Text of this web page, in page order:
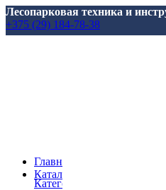
Лесопарковая техника и
+375 (29) 184-78-38
Главная
Каталог
Категории